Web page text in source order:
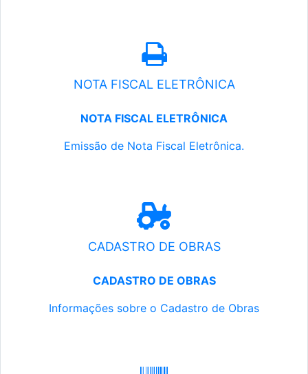
NOTA FISCAL ELETRÔNICA
NOTA FISCAL ELETRÔNICA
Emissão de Nota Fiscal Eletrônica.
CADASTRO DE OBRAS
CADASTRO DE OBRAS
Informações sobre o Cadastro de Obras